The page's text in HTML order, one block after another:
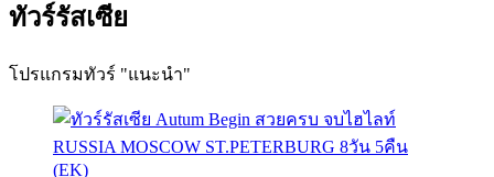
ทัวร์รัสเซีย
โปรแกรมทัวร์ "แนะนำ"